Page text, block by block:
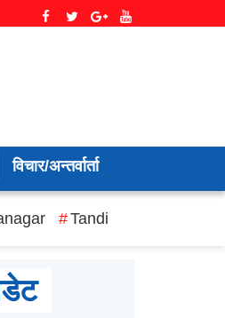
विचार/अन्तर्वार्ता
Tandi